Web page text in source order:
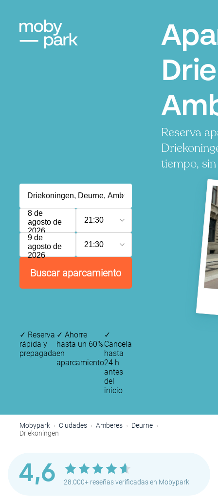
Reserva
tiempo,
8 de
agosto de
2026
21:30
9 de
agosto de
2026
21:30
Buscar aparcamiento
✓ Reserva
rápida y
prepagada
✓ Ahorre
hasta un 60%
en
aparcamiento
✓
Cancela
hasta
24 h
antes
del
inicio
Mobypark Ciudades Amberes
Deurne
Driekoningen
4,6 28.000+ reseñas verificadas en Mobypark